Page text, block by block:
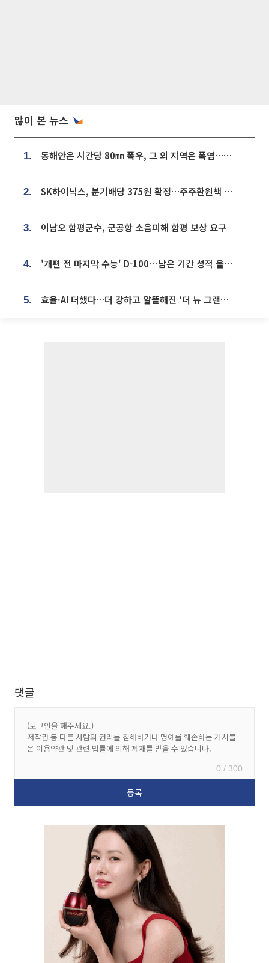
많이 본 뉴스
1. 동해안은 시간당 80㎜ 폭우, 그 외 지역은 폭염…‘극과 극 날씨’
2. SK하이닉스, 분기배당 375원 확정…주주환원책 9월로 앞당겨 발표
3. 이남오 함평군수, 군공항 소음피해 함평 보상 요구
4. '개편 전 마지막 수능' D-100⋯남은 기간 성적 올릴 전략은
5. 효율·AI 더했다…더 강하고 알뜰해진 ‘더 뉴 그랜저 하이브리드’ [ET의 모빌리티]
댓글
0 / 300